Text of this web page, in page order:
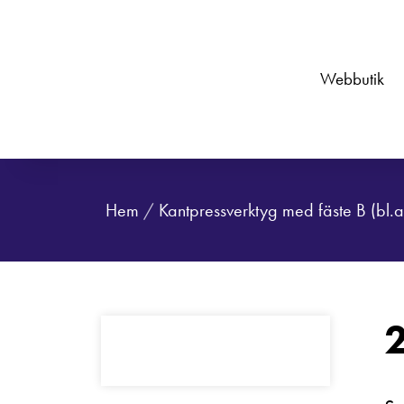
Webbutik
Hem / Kantpressverktyg med fäste B